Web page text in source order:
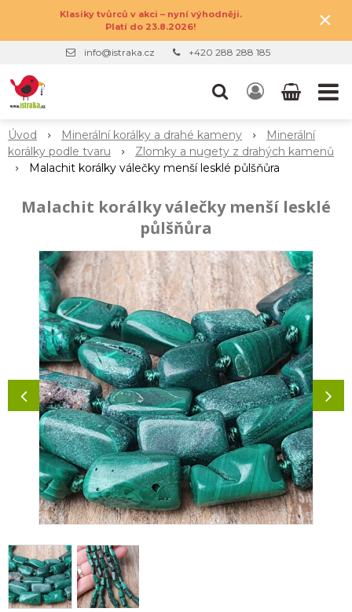
Klasiky tvůrců v akci – nyní výhodněji.
Platí do 23.8.2026!
×
info@istraka.cz +420 288 288 185
Úvod Minerální korálky a drahé kameny
Minerální
korálky podle tvaru
Zlomky a nugety z drahých kamenů
Malachit korálky válečky menší lesklé půlšňůra
Malachit korálky válečky menší lesklé
půlšňůra